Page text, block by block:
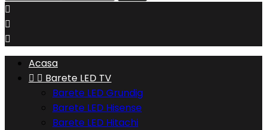



Acasa
  Barete LED TV
Barete LED Grundig
Barete LED Hisense
Barete LED Hitachi